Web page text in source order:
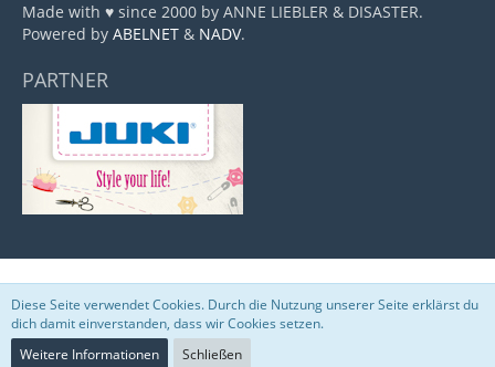
Made with ♥ since 2000 by ANNE LIEBLER & DISASTER.
Powered by ABELNET & NADV.
PARTNER
Marktplatz, entwickelt vonwww.viecode.com
Community-Software:WoltLab Suite™
Diese Seite verwendet Cookies. Durch die Nutzung unserer Seite erklärst du
dich damit einverstanden, dass wir Cookies setzen.
Weitere Informationen
Schließen